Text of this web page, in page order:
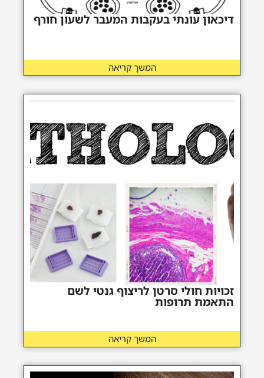
דיכאון עונתי בעקבות המעבר לשעון חורף
המשך קריאה
זכויות חולי סרטן לריצוף גנטי לשם
התאמת תרופות
המשך קריאה